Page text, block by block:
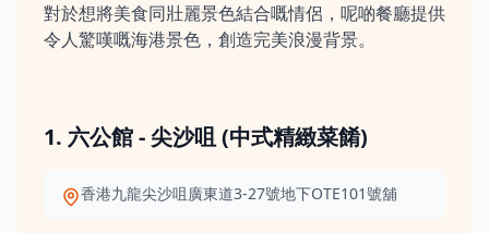
對於想將美食同壯麗景色結合嘅情侶，呢啲餐廳提供
令人驚嘆嘅海港景色，創造完美浪漫背景。
1. 六公館 - 尖沙咀 (中式精緻菜餚)
香港九龍尖沙咀廣東道3-27號地下OTE101號舖